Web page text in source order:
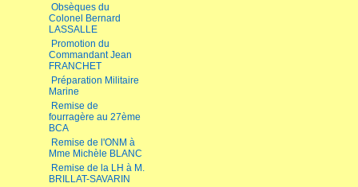
Obsèques du
Colonel Bernard
LASSALLE
Promotion du
Commandant Jean
FRANCHET
Préparation Militaire
Marine
Remise de
fourragère au 27ème
BCA
Remise de l'ONM à
Mme Michèle BLANC
Remise de la LH à M.
BRILLAT-SAVARIN